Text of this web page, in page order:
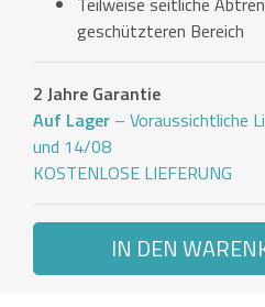
geschützteren Bereich
2 Jahre Garantie
Auf Lager – Voraussichtliche
und 14/08
KOSTENLOSE LIEFERUNG
IN DEN